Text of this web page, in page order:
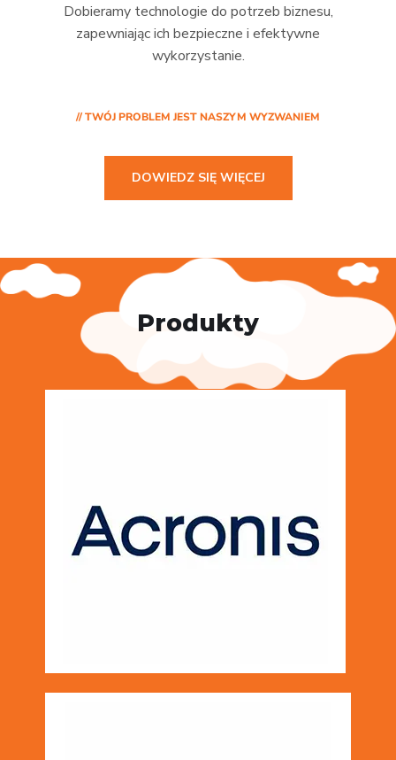
Dobieramy technologie do potrzeb biznesu,
zapewniając ich bezpieczne i efektywne
wykorzystanie.
// TWÓJ PROBLEM JEST NASZYM WYZWANIEM
DOWIEDZ SIĘ WIĘCEJ
Produkty